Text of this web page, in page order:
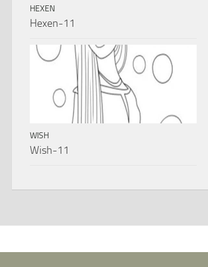
HEXEN
Hexen-11
WISH
Wish-11